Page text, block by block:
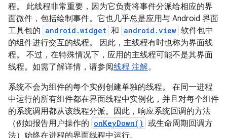
程。 此线程非常重要，因为它负责将事件分派给相应的界
面微件，包括绘制事件。它也几乎总是应用与 Android 界面
工具包的 android.widget 和 android.view 软件包中
的组件进行交互的线程。 因此，主线程有时也称为界面线
程。 不过，在特殊情况下，应用的主线程可能不是其界面
线程。如需了解详情，请参阅线程 注解。
系统不会为组件的每个实例创建单独的线程。 在同一进程
中运行的所有组件都在界面线程中实例化，并且对每个组件
的系统调用都从该线程分派。因此，响应系统回调的方法
（例如报告用户操作的 onKeyDown() 或生命周期回调方
法）始终在进程的界面线程中运行。